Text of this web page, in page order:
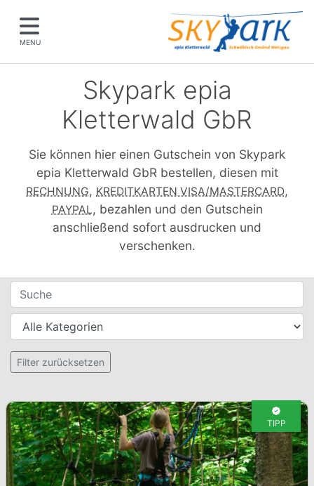
MENU
Skypark epia
Kletterwald GbR
Sie können hier einen Gutschein von Skypark
epia Kletterwald GbR bestellen, diesen mit
RECHNUNG, KREDITKARTEN VISA/MASTERCARD,
PAYPAL, bezahlen und den Gutschein
anschließend sofort ausdrucken und
verschenken.
Filter für Gutscheine
Suche
Kategorien
Filter zurücksetzen
Setzt alle Filter zurück
TIPP